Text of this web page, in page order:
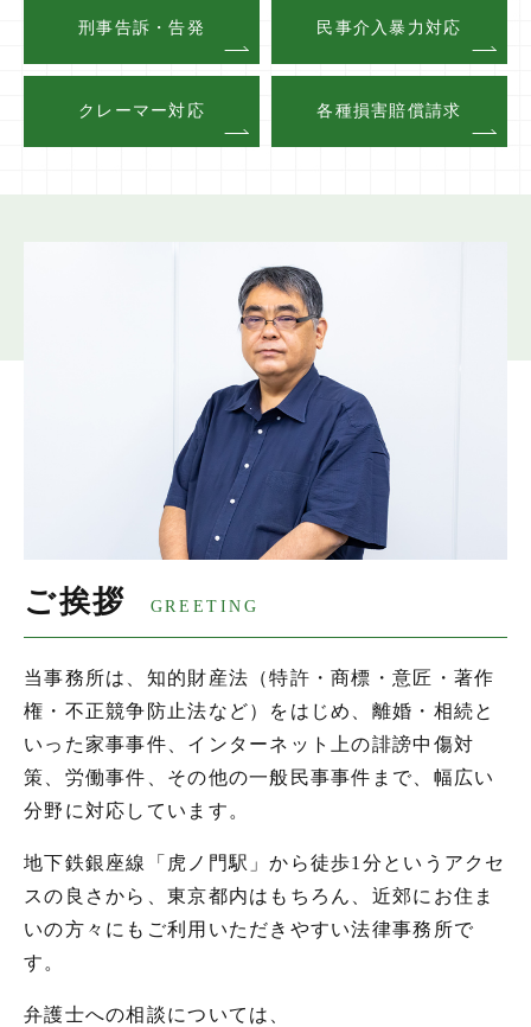
刑事告訴・告発 民事介入暴力対応
クレーマー対応 各種損害賠償請求
ご挨拶 GREETING
当事務所は、知的財産法（特許・商標・意匠・著作
権・不正競争防止法など）をはじめ、離婚・相続と
いった家事事件、インターネット上の誹謗中傷対
策、労働事件、その他の一般民事事件まで、幅広い
分野に対応しています。
地下鉄銀座線「虎ノ門駅」から徒歩1分というアクセ
スの良さから、東京都内はもちろん、近郊にお住ま
いの方々にもご利用いただきやすい法律事務所で
す。
弁護士への相談については、